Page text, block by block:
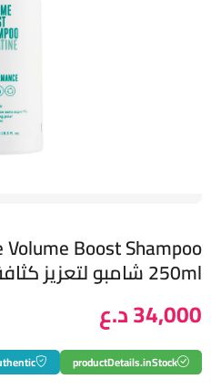
Boost Shampoo
250ml شامبو لتعزيز كثافة الشعر
34,000 د.ع
productDetails.inStock